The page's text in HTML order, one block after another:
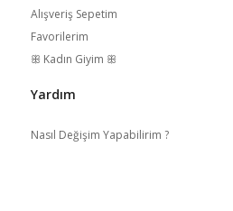
Alışveriş Sepetim
Favorilerim
ꕥ Kadın Giyim ꕥ
Yardım
Nasıl Değişim Yapabilirim ?